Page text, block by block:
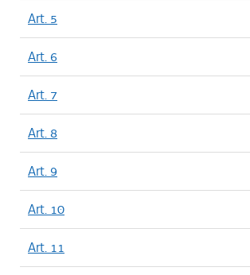
Art. 5
Art. 6
Art. 7
Art. 8
Art. 9
Art. 10
Art. 11